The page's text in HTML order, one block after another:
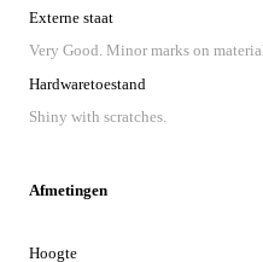
Externe staat
Very Good. Minor marks on
Hardwaretoestand
Shiny with scratches.
Afmetingen
Hoogte